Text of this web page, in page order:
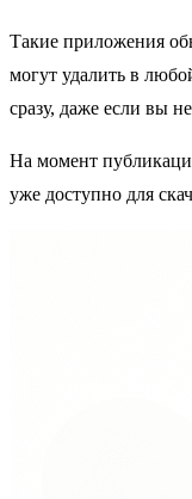
Такие приложения
могут удалить в
сразу, даже если вы
На момент
уже доступно для